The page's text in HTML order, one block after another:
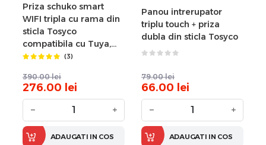
Priza schuko smart
WIFI tripla cu rama din
sticla Tosyco
compatibila cu Tuya,
Google Home, Amazon
(3)
390.00 lei
276.00 lei
− +
ADAUGATI IN COS
Panou intrerupator
triplu touch + priza
dubla din sticla Tosyco
79.00 lei
66.00 lei
− +
ADAUGATI IN COS